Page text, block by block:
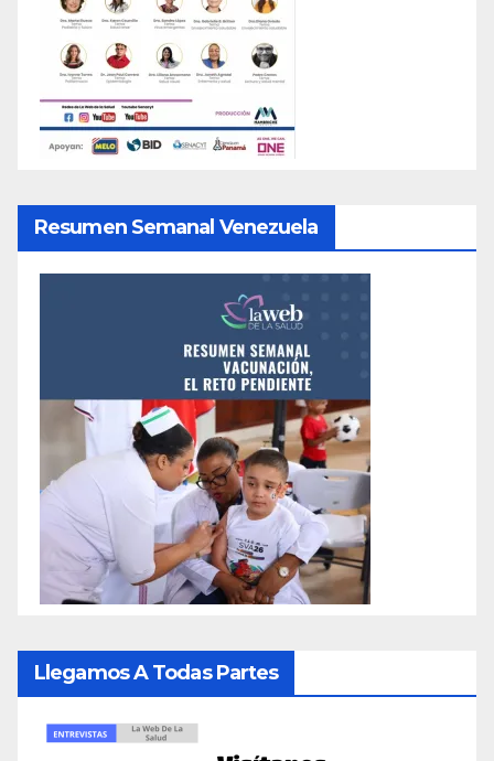
Resumen Semanal Venezuela
Llegamos A Todas Partes